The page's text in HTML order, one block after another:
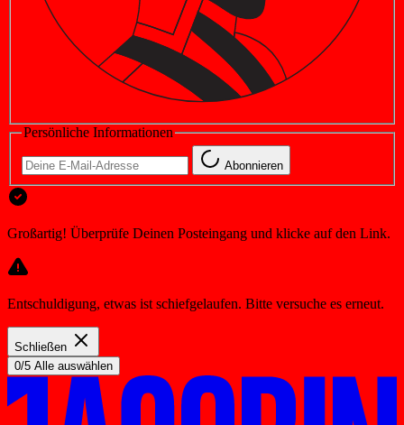
Persönliche Informationen
Abonnieren
Großartig! Überprüfe Deinen Posteingang und klicke auf den Link.
Entschuldigung, etwas ist schiefgelaufen. Bitte versuche es erneut.
Schließen
0/5 Alle auswählen